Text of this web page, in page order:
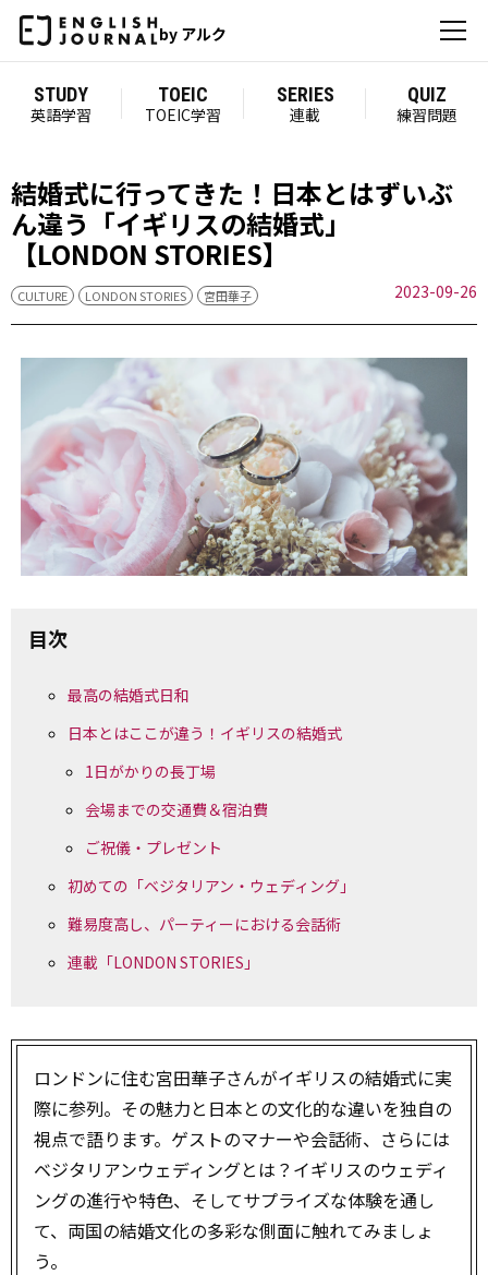
by アルク
STUDY
英語学習
TOEIC
TOEIC学習
SERIES
連載
QUIZ
練習問題
結婚式に行ってきた！日本とはずいぶ
ん違う「イギリスの結婚式」
【LONDON STORIES】
CULTURE LONDON STORIES 宮田華子 2023-09-26
目次
最高の結婚式日和
日本とはここが違う！イギリスの結婚式
1日がかりの長丁場
会場までの交通費＆宿泊費
ご祝儀・プレゼント
初めての「ベジタリアン・ウェディング」
難易度高し、パーティーにおける会話術
連載「LONDON STORIES」
ロンドンに住む宮田華子さんがイギリスの結婚式に実
際に参列。その魅力と日本との文化的な違いを独自の
視点で語ります。ゲストのマナーや会話術、さらには
ベジタリアンウェディングとは？イギリスのウェディ
ングの進行や特色、そしてサプライズな体験を通し
て、両国の結婚文化の多彩な側面に触れてみましょ
う。